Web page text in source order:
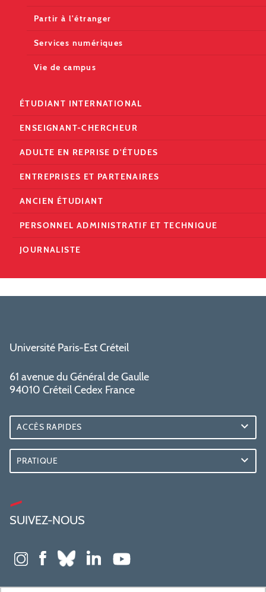
Partir à l'étranger
Services numériques
Vie de campus
ÉTUDIANT INTERNATIONAL
ENSEIGNANT-CHERCHEUR
ADULTE EN REPRISE D'ÉTUDES
ENTREPRISES ET PARTENAIRES
ANCIEN ÉTUDIANT
PERSONNEL ADMINISTRATIF ET TECHNIQUE
JOURNALISTE
Université Paris-Est Créteil
61 avenue du Général de Gaulle
94010 Créteil Cedex France
ACCÈS RAPIDES
PRATIQUE
SUIVEZ-NOUS